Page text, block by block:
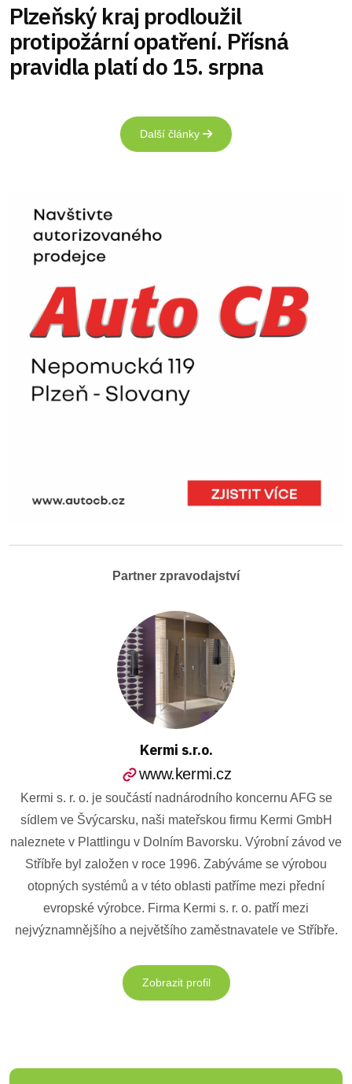
Plzeňský kraj prodloužil
protipožární opatření. Přísná
pravidla platí do 15. srpna
Další články
Partner zpravodajství
Kermi s.r.o.
www.kermi.cz
Kermi s. r. o. je součástí nadnárodního koncernu AFG se
sídlem ve Švýcarsku, naši mateřskou firmu Kermi GmbH
naleznete v Plattlingu v Dolním Bavorsku. Výrobní závod ve
Stříbře byl založen v roce 1996. Zabýváme se výrobou
otopných systémů a v této oblasti patříme mezi přední
evropské výrobce. Firma Kermi s. r. o. patří mezi
nejvýznamnějšího a největšího zaměstnavatele ve Stříbře.
Zobrazit profil